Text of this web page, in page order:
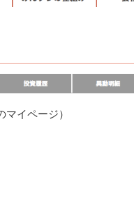
マイページ）